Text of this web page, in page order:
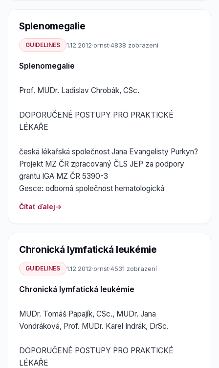
Splenomegalie
GUIDELINES 1.12.2012·ornst·4838 zobrazení
Splenomegalie
Prof. MUDr. Ladislav Chrobák, CSc.
DOPORUČENÉ POSTUPY PRO PRAKTICKÉ
LÉKAŘE
česká lékařská společnost Jana Evangelisty Purkyn?
Projekt MZ ČR zpracovaný ČLS JEP za podpory
grantu IGA MZ ČR 5390-3
Gesce: odborná společnost hematologická
Čítať ďalej
Chronická lymfatická leukémie
GUIDELINES 1.12.2012·ornst·4531 zobrazení
Chronická lymfatická leukémie
MUDr. Tomáš Papajík, CSc., MUDr. Jana
Vondráková, Prof. MUDr. Karel Indrák, DrSc.
DOPORUČENÉ POSTUPY PRO PRAKTICKÉ
LÉKAŘE